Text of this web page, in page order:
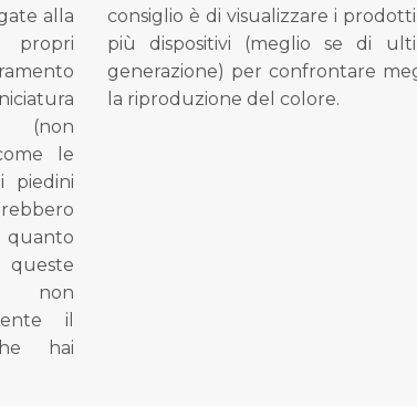
alla
propri
(non
le
piedini
quanto
non
il
hai
consiglio è di visualizzare i
più dispositivi (meglio se di
generazione) per confrontare
la riproduzione del colore.